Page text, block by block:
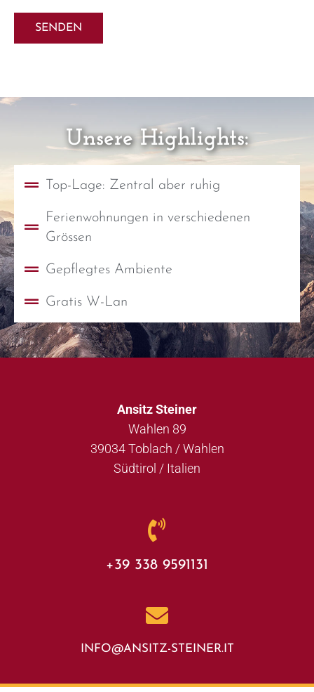
Unsere Highlights:
Top-Lage: Zentral aber ruhig
Ferienwohnungen in verschiedenen
Grössen
Gepflegtes Ambiente
Gratis W-Lan
Ansitz Steiner
Wahlen 89
39034 Toblach / Wahlen
Südtirol / Italien
+39 338 9591131
INFO@ANSITZ-STEINER.IT